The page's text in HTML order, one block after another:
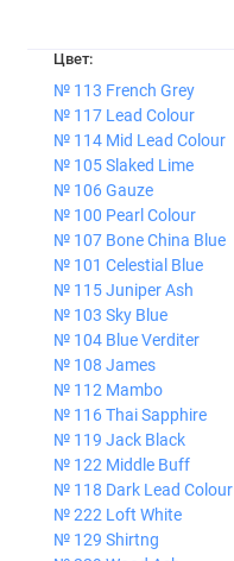
Цвет:
№ 113 French Grey
№ 117 Lead Colour
№ 114 Mid Lead Colour
№ 105 Slaked Lime
№ 106 Gauze
№ 100 Pearl Colour
№ 107 Bone China Blue
№ 101 Celestial Blue
№ 115 Juniper Ash
№ 103 Sky Blue
№ 104 Blue Verditer
№ 108 James
№ 112 Mambo
№ 116 Thai Sapphire
№ 119 Jack Black
№ 122 Middle Buff
№ 118 Dark Lead Colour
№ 222 Loft White
№ 129 Shirtng